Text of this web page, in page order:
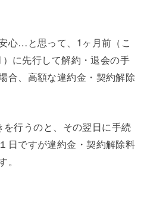
心…と思って、1ヶ月前（こ
に先行して解約・退会の手
合、高額な違約金・契約解除
行うのと、その翌日に手続
日ですが違約金・契約解除料